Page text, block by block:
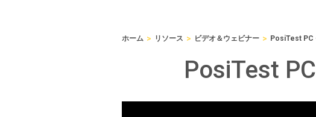
ホーム > リソース > ビデオ＆ウェビナー > PosiTest PC
PosiTest